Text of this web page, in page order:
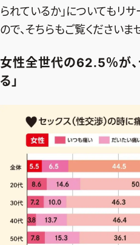
られているか」についてもリ
ので、そちらもご覧くださいま
女性全世代の62.5％が、
る」